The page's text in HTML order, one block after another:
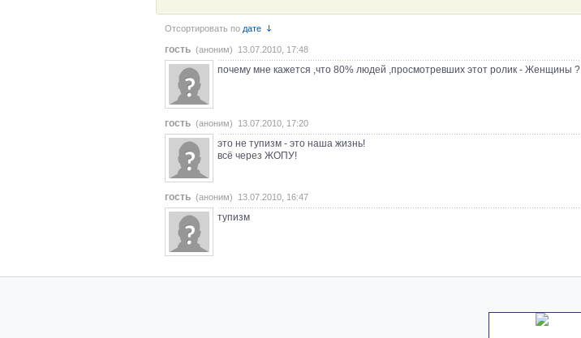
Отсортировать по дате
гость (аноним) 13.07.2010, 17:48
почему мне кажется ,что 80% людей ,просмотревших этот ролик - Женщины ?
гость (аноним) 13.07.2010, 17:20
это не тупизм - это наша жизнь!
всё через ЖОПУ!
гость (аноним) 13.07.2010, 16:47
тупизм